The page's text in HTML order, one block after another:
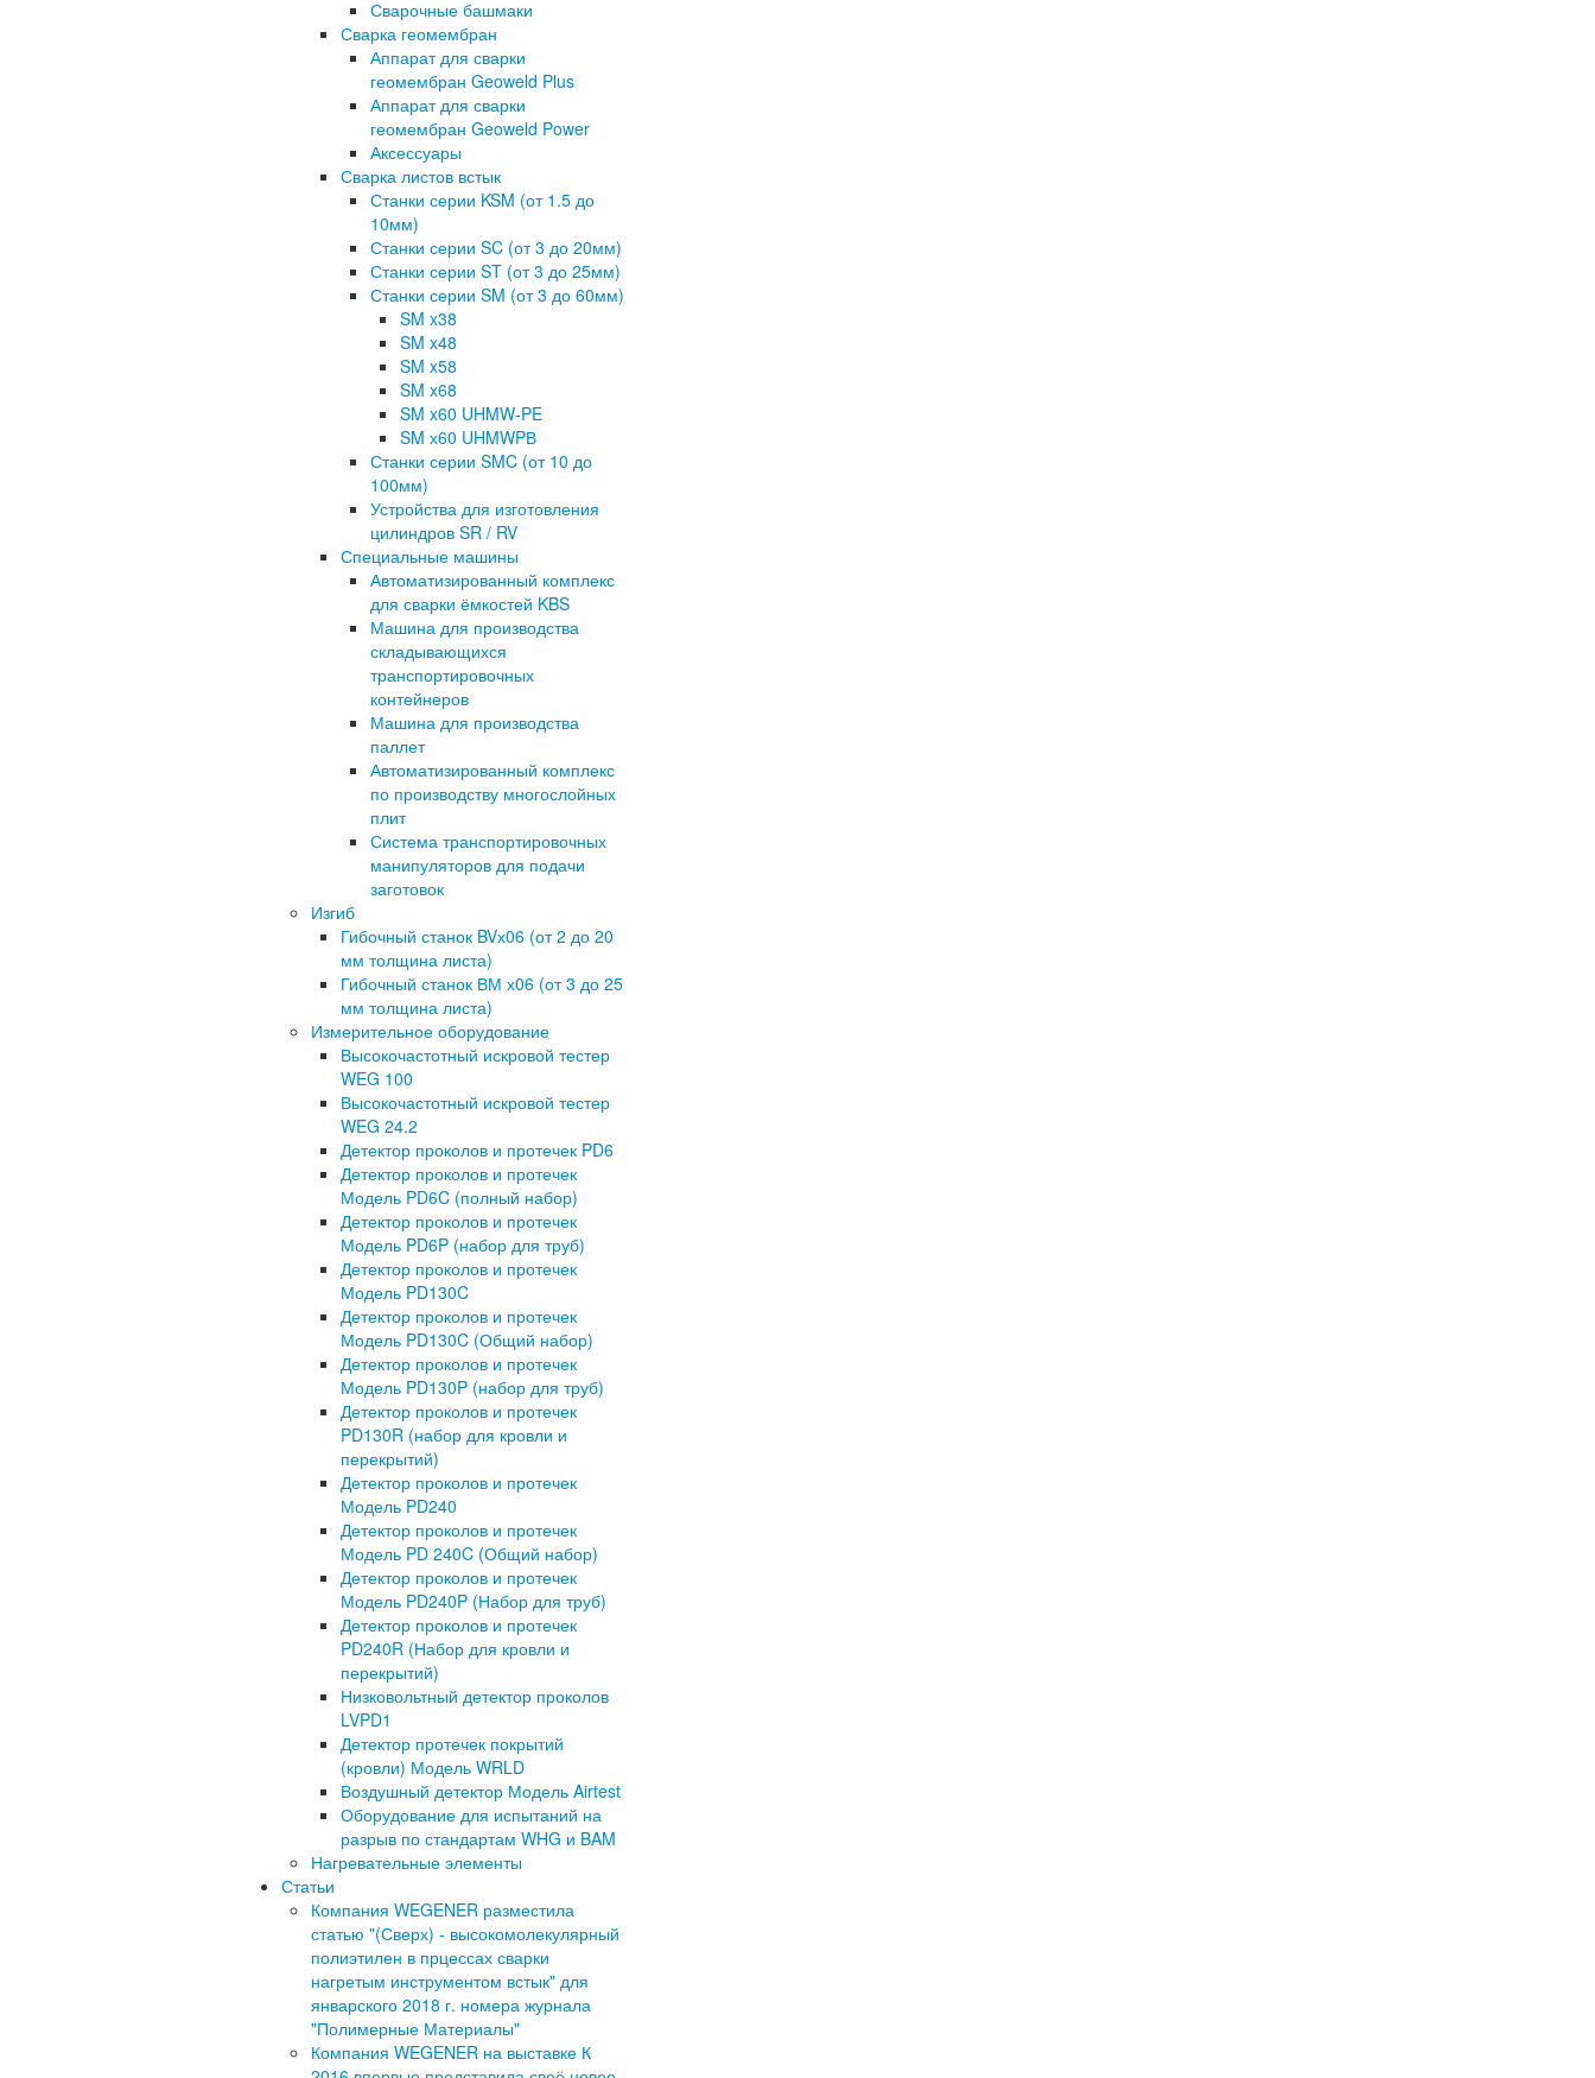
Сварочные башмаки
Сварка геомембран
Аппарат для сварки
геомембран Geoweld Plus
Аппарат для сварки
геомембран Geoweld Power
Аксессуары
Сварка листов встык
Станки серии KSM (от 1.5 до
10мм)
Станки серии SC (от 3 до 20мм)
Станки серии ST (от 3 до 25мм)
Станки серии SM (от 3 до 60мм)
SM x38
SM x48
SM x58
SM x68
SM x60 UHMW-PE
SM х60 UHMWPВ
Станки серии SMC (от 10 до
100мм)
Устройства для изготовления
цилиндров SR / RV
Специальные машины
Автоматизированный комплекс
для сварки ёмкостей KBS
Машина для производства
складывающихся
транспортировочных
контейнеров
Машина для производства
паллет
Автоматизированный комплекс
по производству многослойных
плит
Система транспортировочных
манипуляторов для подачи
заготовок
Изгиб
Гибочный станок BVх06 (от 2 до 20
мм толщина листа)
Гибочный станок ВМ х06 (от 3 до 25
мм толщина листа)
Измерительное оборудование
Высокочастотный искровой тестер
WEG 100
Высокочастотный искровой тестер
WEG 24.2
Детектор проколов и протечек PD6
Детектор проколов и протечек
Модель PD6C (полный набор)
Детектор проколов и протечек
Модель PD6P (набор для труб)
Детектор проколов и протечек
Модель PD130C
Детектор проколов и протечек
Модель PD130C (Общий набор)
Детектор проколов и протечек
Модель PD130P (набор для труб)
Детектор проколов и протечек
PD130R (набор для кровли и
перекрытий)
Детектор проколов и протечек
Модель PD240
Детектор проколов и протечек
Модель PD 240C (Общий набор)
Детектор проколов и протечек
Модель PD240P (Набор для труб)
Детектор проколов и протечек
PD240R (Набор для кровли и
перекрытий)
Низковольтный детектор проколов
LVPD1
Детектор протечек покрытий
(кровли) Модель WRLD
Воздушный детектор Модель Airtest
Оборудование для испытаний на
разрыв по стандартам WHG и BAM
Нагревательные элементы
Статьи
Компания WEGENER разместила
статью "(Сверх) - высокомолекулярный
полиэтилен в прцессах сварки
нагретым инструментом встык" для
январского 2018 г. номера журнала
"Полимерные Материалы"
Компания WEGENER на выставке К